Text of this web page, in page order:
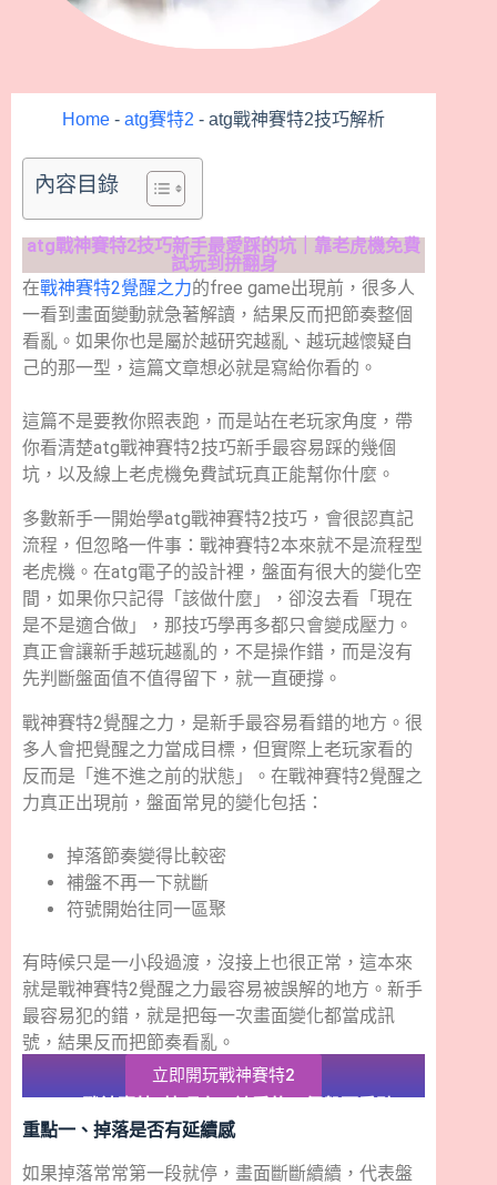
Home -atg賽特2 -atg戰神賽特2技巧解析
內容目錄
atg戰神賽特2技巧新手最愛踩的坑｜靠老虎機免費
試玩到拚翻身
在戰神賽特2覺醒之力的free game出現前，很多人
一看到畫面變動就急著解讀，結果反而把節奏整個
看亂。如果你也是屬於越研究越亂、越玩越懷疑自
己的那一型，這篇文章想必就是寫給你看的。
這篇不是要教你照表跑，而是站在老玩家角度，帶
你看清楚atg戰神賽特2技巧新手最容易踩的幾個
坑，以及線上老虎機免費試玩真正能幫你什麼。
多數新手一開始學atg戰神賽特2技巧，會很認真記
流程，但忽略一件事：戰神賽特2本來就不是流程型
老虎機。在atg電子的設計裡，盤面有很大的變化空
間，如果你只記得「該做什麼」，卻沒去看「現在
是不是適合做」，那技巧學再多都只會變成壓力。
真正會讓新手越玩越亂的，不是操作錯，而是沒有
先判斷盤面值不值得留下，就一直硬撐。
戰神賽特2覺醒之力，是新手最容易看錯的地方。很
多人會把覺醒之力當成目標，但實際上老玩家看的
反而是「進不進之前的狀態」。在戰神賽特2覺醒之
力真正出現前，盤面常見的變化包括：
掉落節奏變得比較密
補盤不再一下就斷
符號開始往同一區聚
有時候只是一小段過渡，沒接上也很正常，這本來
就是戰神賽特2覺醒之力最容易被誤解的地方。新手
最容易犯的錯，就是把每一次畫面變化都當成訊
號，結果反而把節奏看亂。
立即開玩戰神賽特2
重點一、掉落是否有延續感
如果掉落常常第一段就停，畫面斷斷續續，代表盤